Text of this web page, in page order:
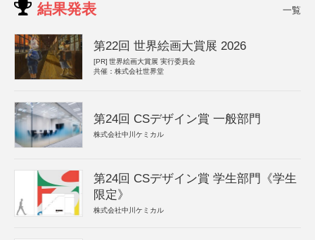
結果発表 一覧
第22回 世界絵画大賞展 2026
[PR] 世界絵画大賞展 実行委員会
共催：株式会社世界堂
第24回 CSデザイン賞 一般部門
株式会社中川ケミカル
第24回 CSデザイン賞 学生部門《学生
限定》
株式会社中川ケミカル